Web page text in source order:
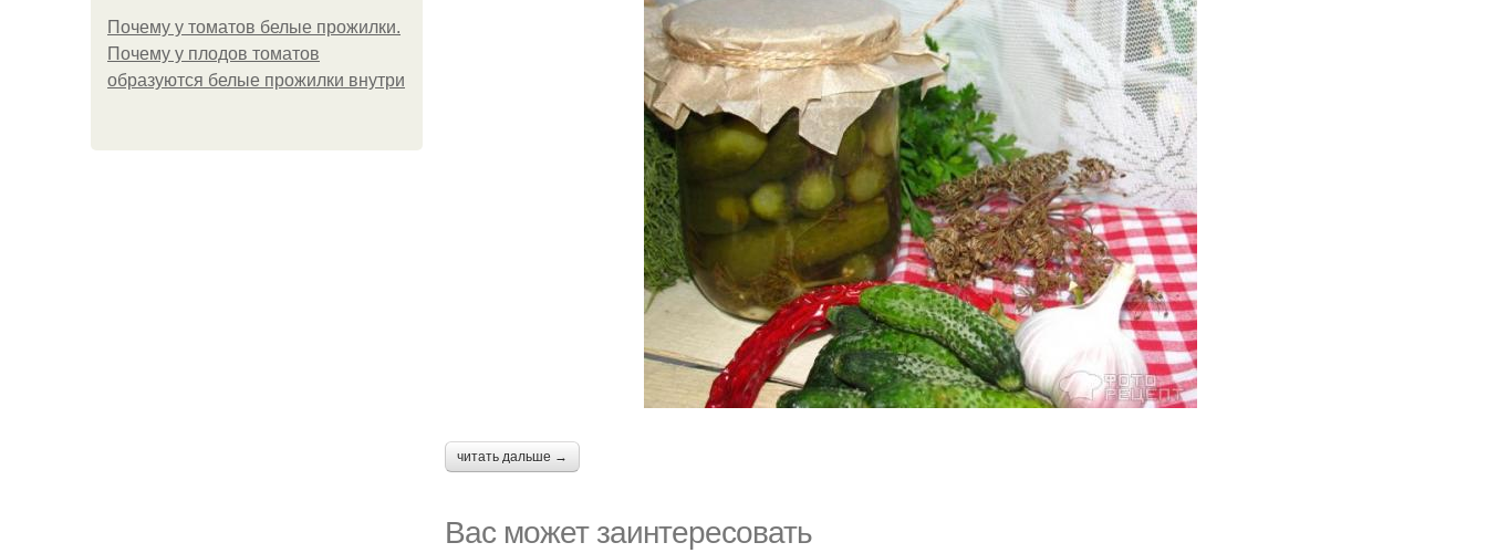
Почему у томатов белые прожилки.
Почему у плодов томатов
образуются белые прожилки внутри
читать дальше →
Вас может заинтересовать